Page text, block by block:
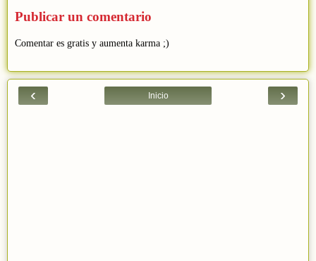
Publicar un comentario
Comentar es gratis y aumenta karma ;)
‹ ›
Inicio